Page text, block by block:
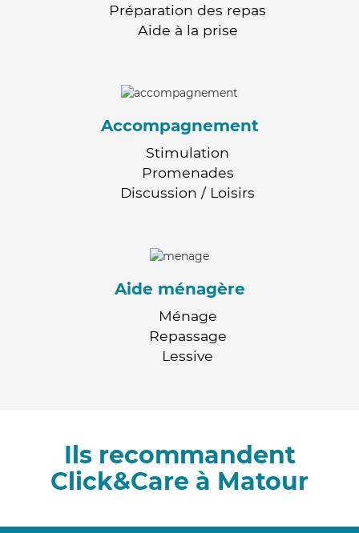
Préparation des repas
Aide à la prise
Accompagnement
Stimulation
Promenades
Discussion / Loisirs
Aide ménagère
Ménage
Repassage
Lessive
Ils recommandent
Click&Care à Matour